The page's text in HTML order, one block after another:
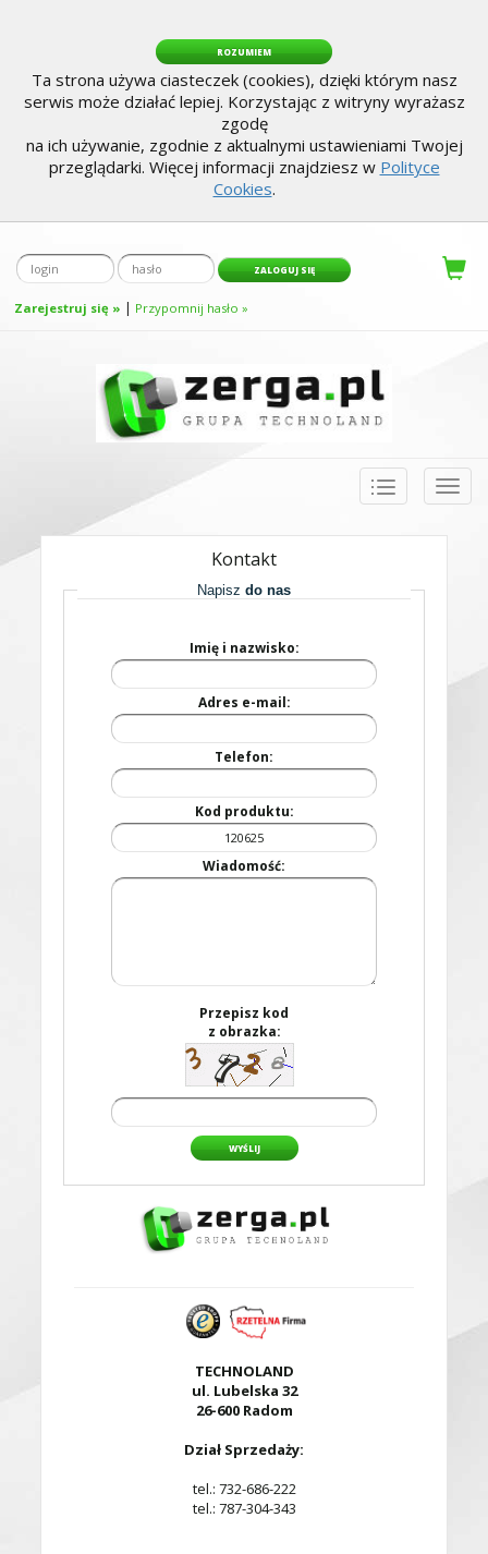
ROZUMIEM
Ta strona używa ciasteczek (cookies), dzięki którym nasz
serwis może działać lepiej. Korzystając z witryny wyrażasz
zgodę
na ich używanie, zgodnie z aktualnymi ustawieniami Twojej
przeglądarki. Więcej informacji znajdziesz w Polityce
Cookies.
Zarejestruj się » | Przypomnij hasło »
Toggle
Kontakt
Napisz do nas
Imię i nazwisko:
Adres e-mail:
Telefon:
Kod produktu:
Wiadomość:
Przepisz kod
z obrazka:
WYŚLIJ
TECHNOLAND
ul. Lubelska 32
26-600 Radom
Dział Sprzedaży:
tel.: 732-686-222
tel.: 787-304-343